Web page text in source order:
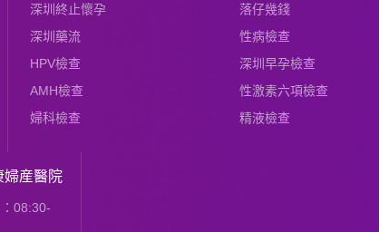
深圳終止懷孕
落仔幾錢
深圳藥流
性病檢查
HPV檢查
深圳早孕檢查
AMH檢查
性激素六項檢查
婦科檢查
精液檢查
婦産醫院
08:30-